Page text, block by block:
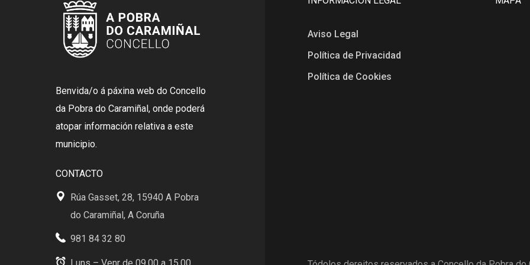
Benvida/o á páxina web do Concello
da Pobra do Caramiñal, onde poderá
atopar información relativa a este
municipio.
CONTACTO
Rúa Gasset, 28, 15940 A Pobra
do Caramiñal, A Coruña
981 84 32 80
Aviso Legal
Política de Privacidad
Política de Cookies